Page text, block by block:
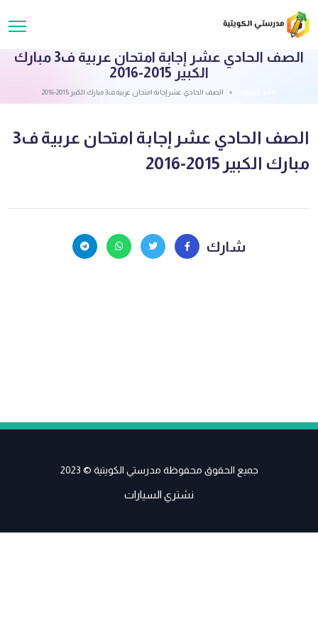
الصف الحادي عشر إجابة امتحان عربية ف3 مبارك
الكبير 2015-2016
الصف الحادي عشر إجابة امتحان عربية ف3 مبارك الكبير 2015-2016
الصف الحادي عشر إجابة امتحان عربية ف3
مبارك الكبير 2015-2016
شارك
جميع الحقوق محفوظة مدرستي الكويتية © 2023
نشتري السيارات